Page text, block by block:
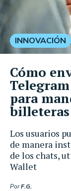
Los usuarios
de manera
de los chats,
Wallet
PorF.G.
INNOVACIÓN
Cómo
para
billeteras